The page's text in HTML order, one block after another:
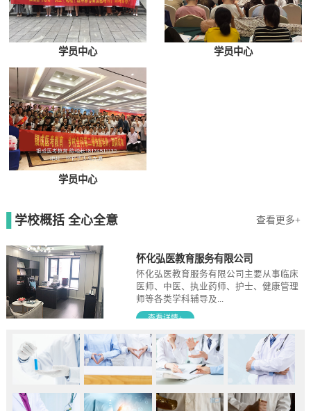
学员中心 学员中心
学员中心
学校概括 全心全意 查看更多+
怀化弘医教育服务有限公司
怀化弘医教育服务有限公司主要从事临床
医师、中医、执业药师、护士、健康管理
师等各类学科辅导及...
查看详情+